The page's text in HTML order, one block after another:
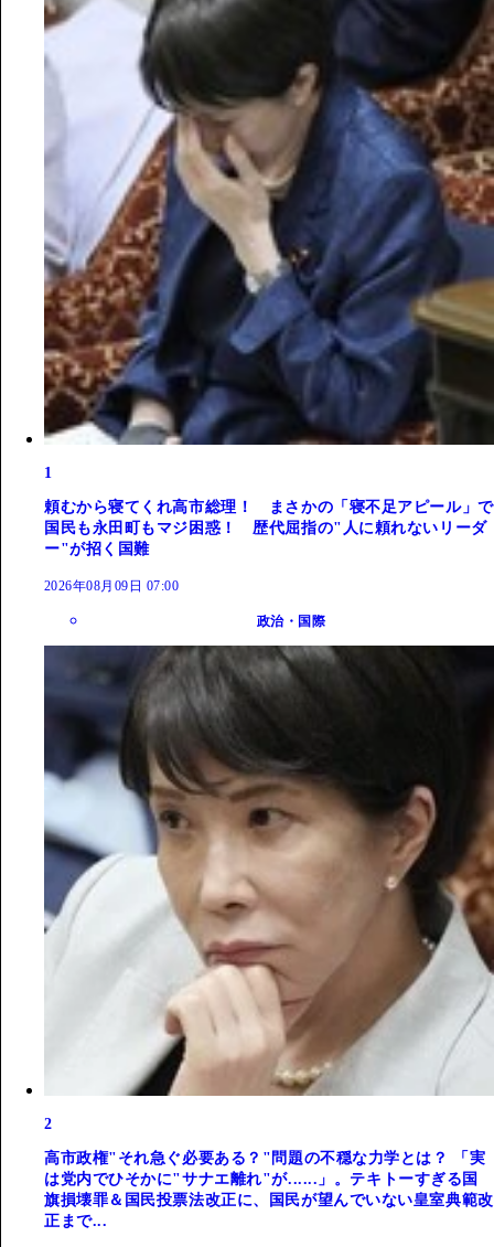
1
頼むから寝てくれ高市総理！ まさかの「寝不足アピール」で
国民も永田町もマジ困惑！ 歴代屈指の"人に頼れないリーダ
ー"が招く国難
2026年08月09日 07:00
政治・国際
2
高市政権"それ急ぐ必要ある？"問題の不穏な力学とは？ 「実
は党内でひそかに"サナエ離れ"が......」。テキトーすぎる国
旗損壊罪＆国民投票法改正に、国民が望んでいない皇室典範改
正まで...